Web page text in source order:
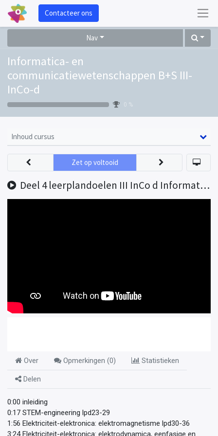
Contacteer ons
Nav
Informatica- en
communicatiewetenschappen B+S III-
InCo-d
0 %
Inhoud cursus
Deel 4 leerplandoelen III InCo d Informaticawetenschappen
Zet op voltooid
Over Opmerkingen (0) Statistieken
Delen
0:00 inleiding
0:17 STEM-engineering lpd23-29
1:56 Elektriciteit-elektronica: elektromagnetisme lpd30-36
3:24 Elektriciteit-elektronica: elektrodynamica, eenfasige en